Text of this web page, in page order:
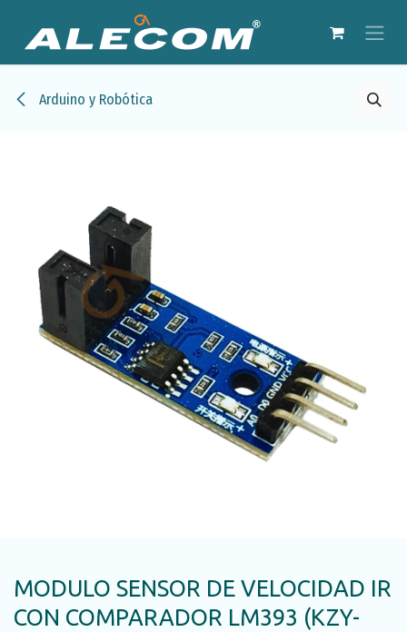
Arduino y Robótica
MODULO SENSOR DE VELOCIDAD IR
CON COMPARADOR LM393 (KZY-